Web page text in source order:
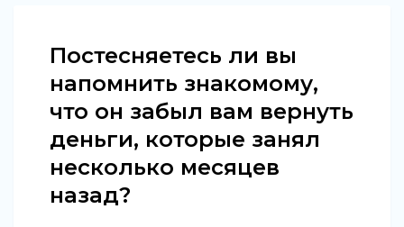
Постесняетесь ли вы
напомнить знакомому,
что он забыл вам вернуть
деньги, которые занял
несколько месяцев
назад?